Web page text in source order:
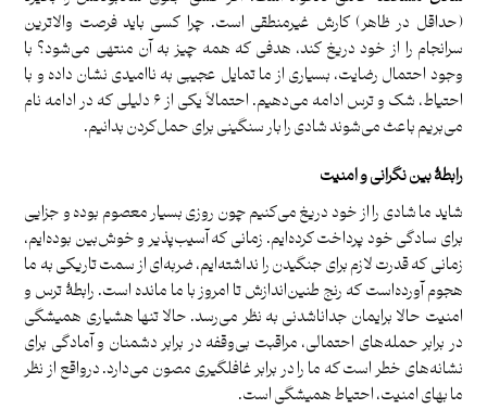
(حداقل در ظاهر) کارش غیرمنطقی است. چرا کسی باید فرصت والاترین
سرانجام را از خود دریغ کند، هدفی که همه‌ چیز به آن منتهی می‌شود؟ با
وجود احتمال رضایت، بسیاری از ما تمایل عجیبی به ناامیدی نشان داده و با
احتیاط، شک و ترس ادامه می‌دهیم. احتمالاً یکی از ۶ دلیلی که در ادامه نام
می‌بریم باعث می‌شوند شادی را بار سنگینی برای حمل‌کردن بدانیم.
رابطۀ بین نگرانی و امنیت
شاید ما شادی را از خود دریغ می‌کنیم چون روزی بسیار معصوم بوده و جزایی
برای سادگی خود پرداخت کرده‌ایم. زمانی که آسیب‌پذیر و خوش‌بین بوده‌ایم،
زمانی که قدرت لازم برای جنگیدن را نداشته‌ایم، ضربه‌ای از سمت تاریکی به ما
هجوم آورده‌است که رنج طنین‌اندازش تا امروز با ما مانده است. رابطۀ ترس و
امنیت حالا برایمان جداناشدنی به نظر می‌رسد. حالا تنها هشیاری همیشگی
در برابر حمله‌های احتمالی، مراقبت بی‌وقفه در برابر دشمنان و آمادگی برای
نشانه‌های خطر است که ما را در برابر غافلگیری مصون می‌دارد. درواقع از نظر
ما بهای امنیت، احتیاط همیشگی است.